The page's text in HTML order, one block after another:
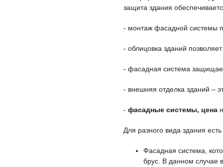
защита здания
- монтаж фасадной системы
- облицовка зданий
- фасадная система
- внешняя отделка зданий –
- фасадные системы, цена
Для разного вида здания
Фасадная система,
брус. В данном случае